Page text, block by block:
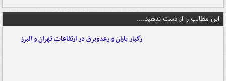
این مطالب را از دست ندهید....
رگبار باران و رعدوبرق در ارتفاعات تهران و البرز